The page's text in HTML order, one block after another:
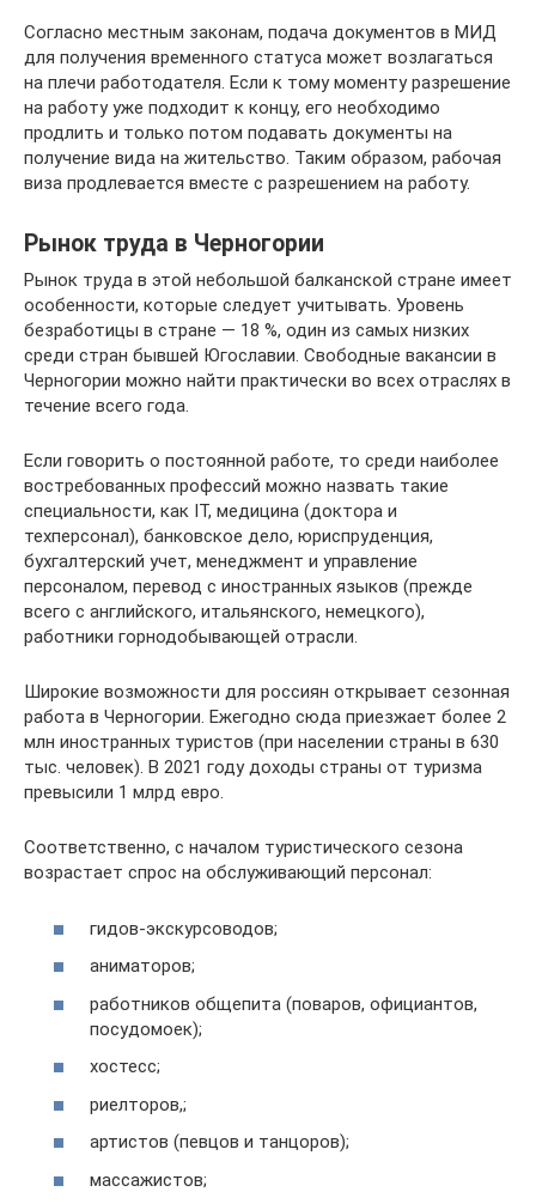
Согласно местным законам, подача документов в МИД
для получения временного статуса может возлагаться
на плечи работодателя. Если к тому моменту разрешение
на работу уже подходит к концу, его необходимо
продлить и только потом подавать документы на
получение вида на жительство. Таким образом, рабочая
виза продлевается вместе с разрешением на работу.
Рынок труда в Черногории
Рынок труда в этой небольшой балканской стране имеет
особенности, которые следует учитывать. Уровень
безработицы в стране — 18 %, один из самых низких
среди стран бывшей Югославии. Свободные вакансии в
Черногории можно найти практически во всех отраслях в
течение всего года.
Если говорить о постоянной работе, то среди наиболее
востребованных профессий можно назвать такие
специальности, как IT, медицина (доктора и
техперсонал), банковское дело, юриспруденция,
бухгалтерский учет, менеджмент и управление
персоналом, перевод с иностранных языков (прежде
всего с английского, итальянского, немецкого),
работники горнодобывающей отрасли.
Широкие возможности для россиян открывает сезонная
работа в Черногории. Ежегодно сюда приезжает более 2
млн иностранных туристов (при населении страны в 630
тыс. человек). В 2021 году доходы страны от туризма
превысили 1 млрд евро.
Соответственно, с началом туристического сезона
возрастает спрос на обслуживающий персонал:
гидов-экскурсоводов;
аниматоров;
работников общепита (поваров, официантов,
посудомоек);
хостесс;
риелторов,;
артистов (певцов и танцоров);
массажистов;